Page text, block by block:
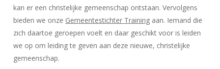
kan er een christelijke gemeenschap ontstaan. Vervolgens
bieden we onze Gemeentestichter Training aan. Iemand die
zich daartoe geroepen voelt en daar geschikt voor is leiden
we op om leiding te geven aan deze nieuwe, christelijke
gemeenschap.